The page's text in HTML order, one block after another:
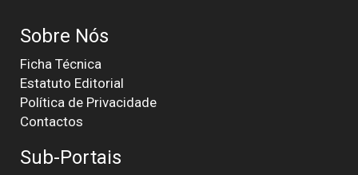
Sobre Nós
Ficha Técnica
Estatuto Editorial
Política de Privacidade
Contactos
Sub-Portais